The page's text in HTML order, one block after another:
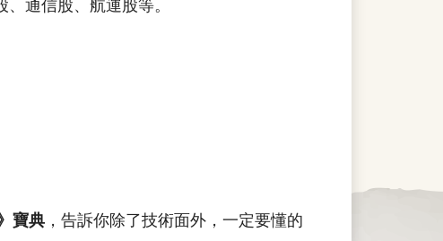
通信股、航運股等。
寶典 ，告訴你除了技術面外，一定要懂的